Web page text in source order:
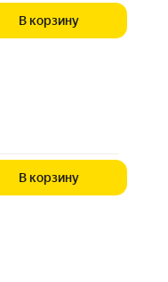
В корзину
В корзину